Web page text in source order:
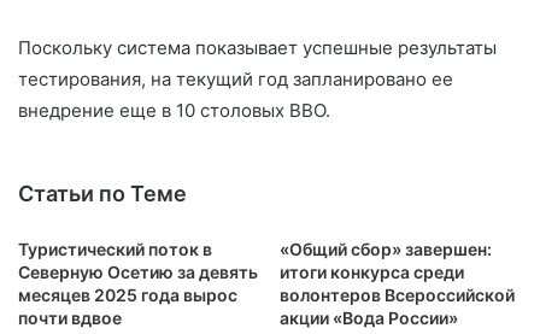
Поскольку система показывает успешные результаты
тестирования, на текущий год запланировано ее
внедрение еще в 10 столовых ВВО.
Статьи по Теме
Туристический поток в
Северную Осетию за девять
месяцев 2025 года вырос
почти вдвое
«Общий сбор» завершен:
итоги конкурса среди
волонтеров Всероссийской
акции «Вода России»